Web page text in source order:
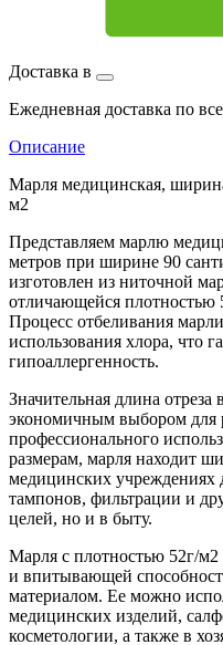
Доставка в
Ежедневная доставка по
Описание
Марля медицинская,
м2
Представляем марлю
метров при ширине 90
изготовлен из ниточной
отличающейся плотностью
Процесс отбеливания
использования хлора, что
гипоаллергенность.
Значительная длина
экономичным выбором для
профессионального
размерам, марля находит
медицинских учреждениях
тампонов, фильтрации и
целей, но и в быту.
Марля с плотностью 52г/м2
и впитывающей
материалом. Ее можно
медицинских изделий,
косметологии, а также в